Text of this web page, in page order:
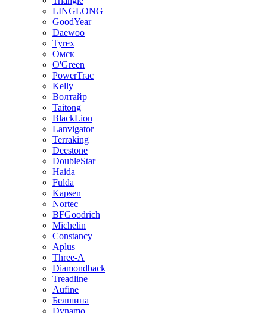
LINGLONG
GoodYear
Daewoo
Tyrex
Омск
O'Green
PowerTrac
Kelly
Волтайр
Taitong
BlackLion
Lanvigator
Terraking
Deestone
DoubleStar
Haida
Fulda
Kapsen
Nortec
BFGoodrich
Michelin
Constancy
Aplus
Three-A
Diamondback
Treadline
Aufine
Белшина
Dynamo